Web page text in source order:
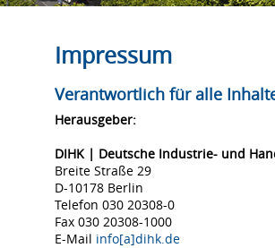
Impressum
Verantwortlich für alle
Herausgeber:
DIHK | Deutsche Industrie- und
Breite Straße 29
D-10178 Berlin
Telefon 030 20308-0
Fax 030 20308-1000
E-Mail info[a]dihk.de